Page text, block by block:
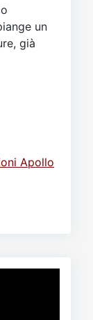
un
già
Apollo